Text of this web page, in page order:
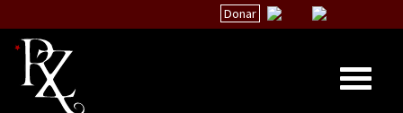
Donar
Dia 5, Sessão 2, Encontro “Guerra contra la Humanidad”